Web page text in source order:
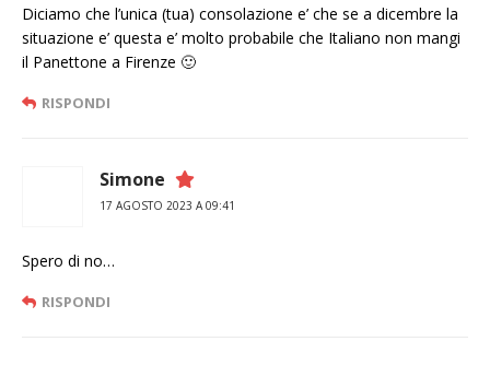
Diciamo che l’unica (tua) consolazione e’ che se a dicembre la
situazione e’ questa e’ molto probabile che Italiano non mangi
il Panettone a Firenze 🙂
RISPONDI
Simone
17 AGOSTO 2023 A 09:41
Spero di no…
RISPONDI